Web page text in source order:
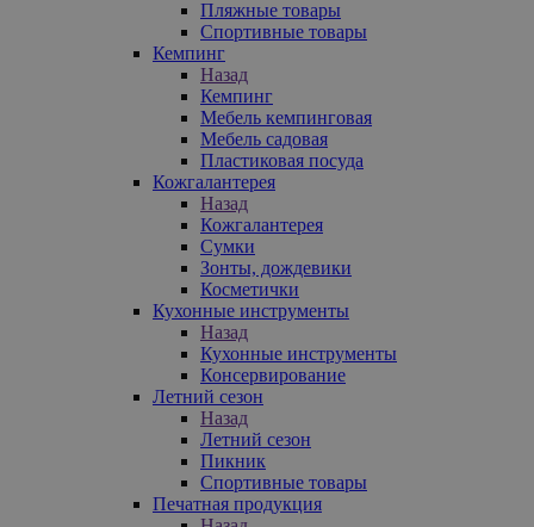
Пляжные товары
Спортивные товары
Кемпинг
Назад
Кемпинг
Мебель кемпинговая
Мебель садовая
Пластиковая посуда
Кожгалантерея
Назад
Кожгалантерея
Сумки
Зонты, дождевики
Косметички
Кухонные инструменты
Назад
Кухонные инструменты
Консервирование
Летний сезон
Назад
Летний сезон
Пикник
Спортивные товары
Печатная продукция